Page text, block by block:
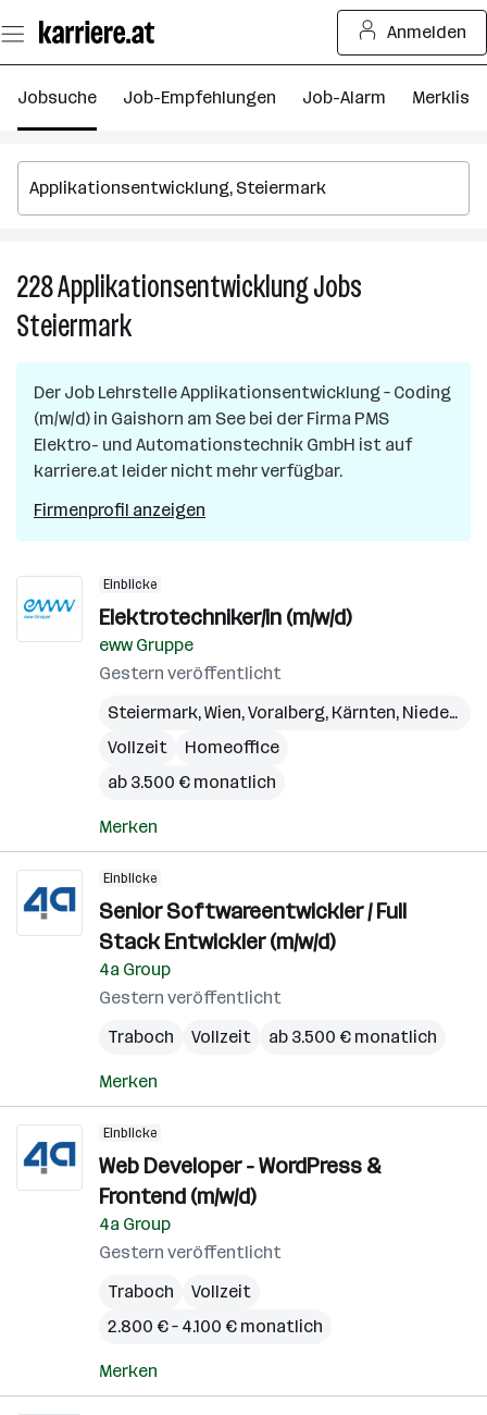
Seiteninhalt
springen
Anmelden
Jobsuche Job-Empfehlungen Job-Alarm Merkliste
228ApplikationsentwicklungJobs
Steiermark
Der Job Lehrstelle Applikationsentwicklung – Coding
(m/w/d) in Gaishorn am See bei der Firma PMS
Elektro- und Automationstechnik GmbH ist auf
karriere.at leider nicht mehr verfügbar.
Firmenprofil anzeigen
Einblicke
Elektrotechniker/in (m/w/d)
eww Gruppe
Gestern veröffentlicht
Steiermark,Wien,Voralberg, Kärnten, Niederösterreich
Vollzeit
Homeoffice
ab 3.500 € monatlich
Merken
Einblicke
Senior Softwareentwickler / Full
Stack Entwickler (m/w/d)
4a Group
Gestern veröffentlicht
Traboch
Vollzeit ab 3.500 € monatlich
Merken
Einblicke
Web Developer - WordPress &
Frontend (m/w/d)
4a Group
Gestern veröffentlicht
Traboch
Vollzeit
2.800 € – 4.100 € monatlich
Merken